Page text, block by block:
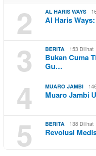
2 AL HARIS WAYS
Al Haris
3 BERITA 153 Dilihat
Bukan Cuma
Gu…
4 MUARO JAMBI
Muaro Jambi
5 BERITA 138 Dilihat
Revolusi